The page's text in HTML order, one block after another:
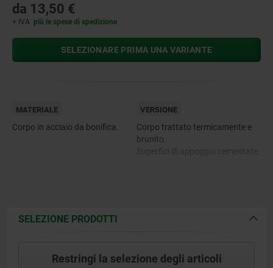
da 13,50 €
+ IVA più le spese di spedizione
SELEZIONARE PRIMA UNA VARIANTE
MATERIALE
Corpo in acciaio da bonifica.
VERSIONE
Corpo trattato termicamente e
brunito.
SELEZIONE PRODOTTI
Restringi la selezione degli articoli